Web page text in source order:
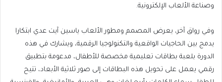
وصناعة الألعاب الإلكترونية.
وفي رواق آخر، يعرض المصمم ومطور الألعاب ياسين آيت عدي ابتكارا
يدمج بين الحاجيات الواقعية والتكنولوجيا الرقمية، ويشارك في هذه
الدورة بلعبة بطاقات تعليمية مخصصة للأطفال، مدعومة بتطبيق
رقمي يعمل على تحويل هذه البطاقات إلى صور ثلاثية الأبعاد، تتيح